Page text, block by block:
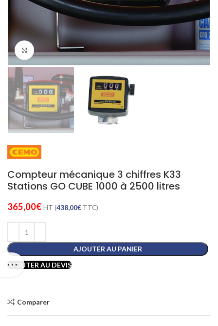
Cliquez pour agrandir
Compteur mécanique 3 chiffres K33
Stations GO CUBE 1000 à 2500 litres
365,00€ HT (438,00€ TTC)
AJOUTER AU PANIER
AJOUTER AU DEVIS
Comparer